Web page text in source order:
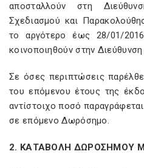
αποσταλλούν στη
Σχεδιασμού και
το αργότερο έως 28/01/
κοινοποιηθούν στην
Σε όσες περιπτώσεις
του επόμενου έτους της
αντίστοιχο ποσό
σε επόμενο Δωρόσημο.
2. ΚΑΤΑΒΟΛΗ ΔΩΡΟΣΗΜΟΥ